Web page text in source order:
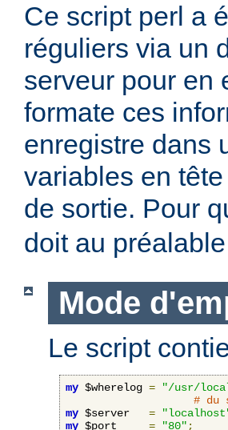
Ce script perl a
réguliers via un
serveur pour en
formate ces
enregistre dans
variables en
de sortie. Pour
doit au
Mode
Le script
my $wherelog = "/usr/
# du
my $server =
my $port = "80" ;